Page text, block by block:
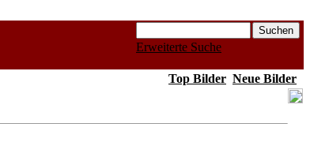
Erweiterte Suche
Top Bilder Neue Bilder